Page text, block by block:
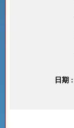
日期 :